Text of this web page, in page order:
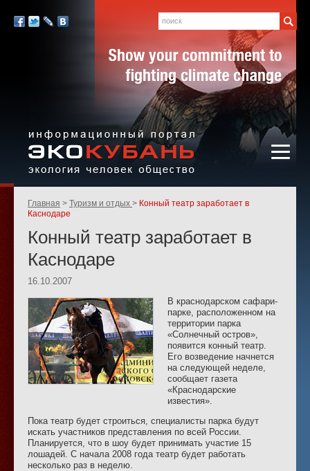
«ЭКО-КУБАНЬ»
человек,
общество
Родительские
страницы:
Главная Туризм и отдых
Конный театр заработает в
Каснодаре
Конный театр заработает в
Каснодаре
16.10.2007
В краснодарском сафари-
парке, расположенном на
территории парка
«Солнечный остров»,
появится конный театр.
Его возведение начнется
на следующей неделе,
сообщает газета
«Краснодарские
известия».
Пока театр будет строиться, специалисты парка будут
искать участников представления по всей России.
Планируется, что в шоу будет принимать участие 15
лошадей. С начала 2008 года театр будет работать
несколько раз в неделю.
Мы
Поиск